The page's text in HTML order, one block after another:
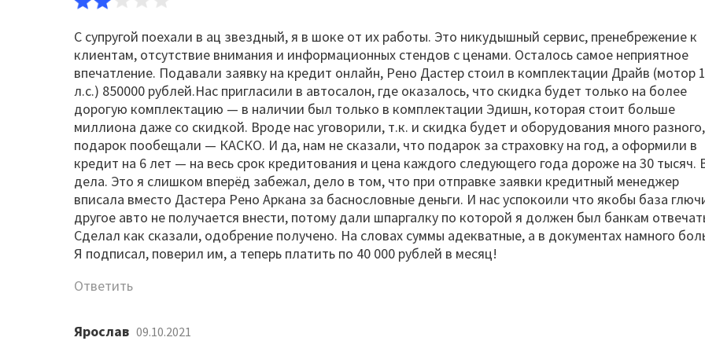
С супругой поехали в ац звездный, я в шоке от их работы. Это никудышный сервис, пренебрежение к
клиентам, отсутствие внимания и информационных стендов с ценами. Осталось самое неприятное
впечатление. Подавали заявку на кредит онлайн, Рено Дастер стоил в комплектации Драйв (мотор
л.с.) 850000 рублей.Нас пригласили в автосалон, где оказалось, что скидка будет только на более
дорогую комплектацию — в наличии был только в комплектации Эдишн, которая стоит больше
миллиона даже со скидкой. Вроде нас уговорили, т.к. и скидка будет и оборудования много
подарок пообещали — КАСКО. И да, нам не сказали, что подарок за страховку на год, а оформили в
кредит на 6 лет — на весь срок кредитования и цена каждого следующего года дороже на 30 тысяч.
дела. Это я слишком вперёд забежал, дело в том, что при отправке заявки кредитный менеджер
вписала вместо Дастера Рено Аркана за баснословные деньги. И нас успокоили что якобы база
другое авто не получается внести, потому дали шпаргалку по которой я должен был банкам
Сделал как сказали, одобрение получено. На словах суммы адекватные, а в документах намного
Я подписал, поверил им, а теперь платить по 40 000 рублей в месяц!
Ответить
Ярослав 09.10.2021